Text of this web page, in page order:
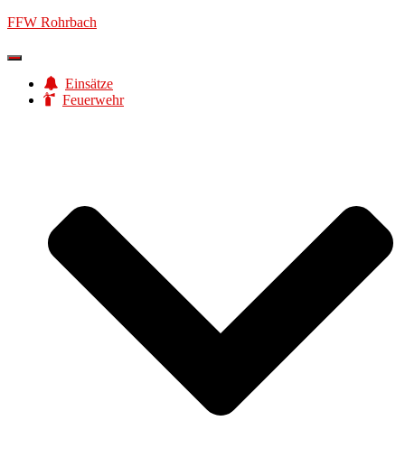
FFW Rohrbach
Navigation
umschaltenEinsätze
Feuerwehr